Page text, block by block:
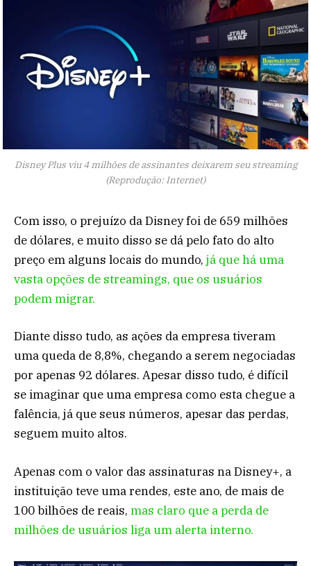
Disney Plus viu 4 milhões de assinantes deixarem seu streaming
(Reprodução: Internet)
Com isso, o prejuízo da Disney foi de 659 milhões
de dólares, e muito disso se dá pelo fato do alto
preço em alguns locais do mundo, já que há uma
vasta opções de streamings, que os usuários
podem migrar.
Diante disso tudo, as ações da empresa tiveram
uma queda de 8,8%, chegando a serem negociadas
por apenas 92 dólares. Apesar disso tudo, é difícil
se imaginar que uma empresa como esta chegue a
falência, já que seus números, apesar das perdas,
seguem muito altos.
Apenas com o valor das assinaturas na Disney+, a
instituição teve uma rendes, este ano, de mais de
100 bilhões de reais, mas claro que a perda de
milhões de usuários liga um alerta interno.